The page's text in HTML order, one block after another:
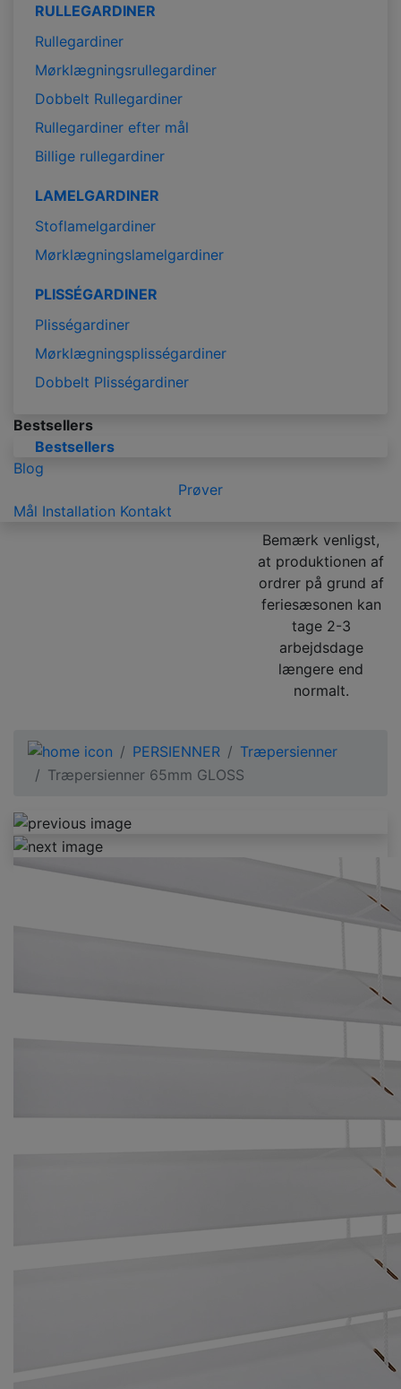
RULLEGARDINER
Rullegardiner
Mørklægningsrullegardiner
Dobbelt Rullegardiner
Rullegardiner efter mål
Billige rullegardiner
LAMELGARDINER
Stoflamelgardiner
Mørklægningslamelgardiner
PLISSÉGARDINER
Plisségardiner
Mørklægningsplisségardiner
Dobbelt Plisségardiner
Bestsellers
Bestsellers
Blog
Prøver
Mål Installation Kontakt
Bemærk venligst,
at produktionen af
ordrer på grund af
feriesæsonen kan
tage 2-3
arbejdsdage
længere end
normalt.
PERSIENNER
Træpersienner
Træpersienner 65mm GLOSS